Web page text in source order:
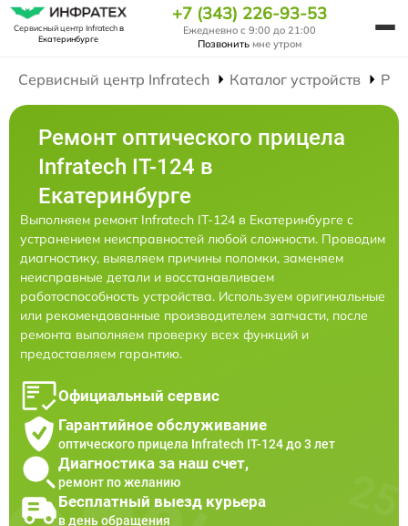
Сервисный центр Infratechв
Екатеринбурге
+7 (343) 226-93-53
Ежедневно с 9:00 до 21:00
Позвонить мне утром
Сервисный центр Infratech Каталог устройств
Ремонт оптического прицела
Infratech IT-124 в
Екатеринбурге
Выполняем ремонт Infratech IT-124 в Екатеринбурге с
устранением неисправностей любой сложности. Проводим
диагностику, выявляем причины поломки, заменяем
неисправные детали и восстанавливаем
работоспособность устройства. Используем оригинальные
или рекомендованные производителем запчасти, после
ремонта выполняем проверку всех функций и
предоставляем гарантию.
Официальный сервис
Гарантийное обслуживание
оптического прицела Infratech IT-124 до 3 лет
Диагностика за наш счет,
ремонт по желанию
Бесплатный выезд курьера
в день обращения